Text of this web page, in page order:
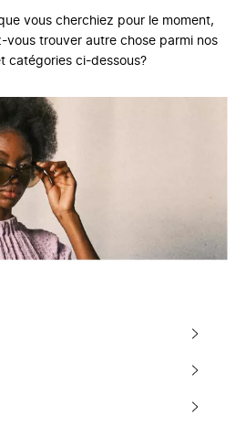
vous cherchiez pour le moment,
vous trouver autre chose parmi nos
catégories ci-dessous?